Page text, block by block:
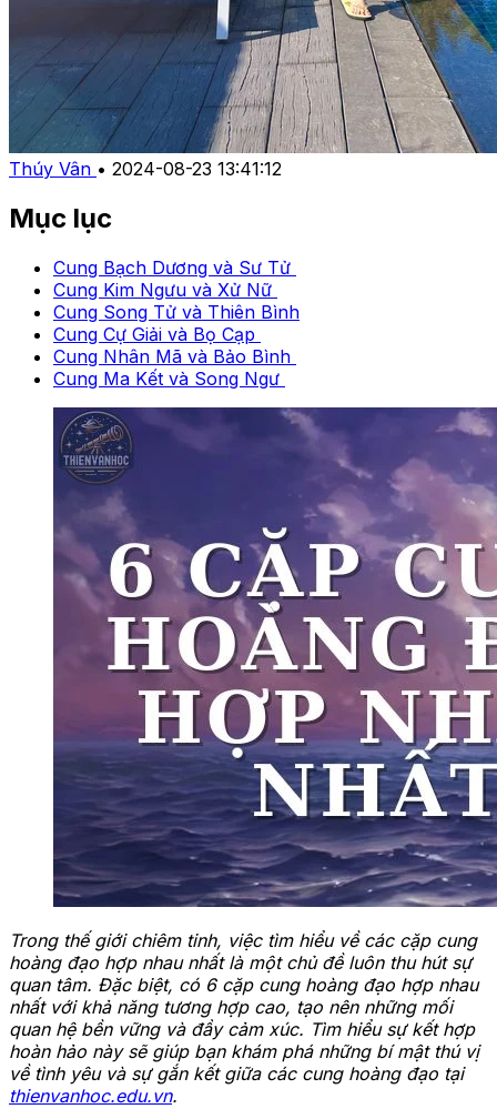
Thúy Vân • 2024-08-23 13:41:12
Mục lục
Cung Bạch Dương và Sư Tử
Cung Kim Ngưu và Xử Nữ
Cung Song Tử và Thiên Bình
Cung Cự Giải và Bọ Cạp
Cung Nhân Mã và Bảo Bình
Cung Ma Kết và Song Ngư
Trong thế giới chiêm tinh, việc tìm hiểu về các cặp cung
hoàng đạo hợp nhau nhất là một chủ đề luôn thu hút sự
quan tâm. Đặc biệt, có 6 cặp cung hoàng đạo hợp nhau
nhất với khả năng tương hợp cao, tạo nên những mối
quan hệ bền vững và đầy cảm xúc. Tìm hiểu sự kết hợp
hoàn hảo này sẽ giúp bạn khám phá những bí mật thú vị
về tình yêu và sự gắn kết giữa các cung hoàng đạo tại
thienvanhoc.edu.vn.